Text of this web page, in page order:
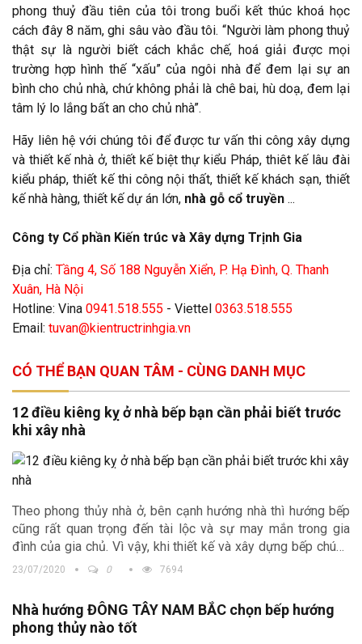
phong thuỷ đầu tiên của tôi trong buổi kết thúc khoá học
cách đây 8 năm, ghi sâu vào đầu tôi. “Người làm phong thuỷ
thật sự là người biết cách khắc chế, hoá giải được mọi
trường hợp hình thế “xấu” của ngôi nhà để đem lại sự an
bình cho chủ nhà, chứ không phải là chê bai, hù doạ, đem lại
tâm lý lo lắng bất an cho chủ nhà”.
Hãy liên hệ với chúng tôi để được tư vấn thi công xây dựng
và thiết kế nhà ở, thiết kế biệt thự kiểu Pháp, thiêt kế lâu đài
kiểu pháp, thiết kế thi công nội thất, thiết kế khách sạn, thiết
kế nhà hàng, thiết kế dự án lớn, nhà gỗ cổ truyền ...
Công ty Cổ phần Kiến trúc và Xây dựng Trịnh Gia
Địa chỉ: Tầng 4, Số 188 Nguyễn Xiển, P. Hạ Đình, Q. Thanh
Xuân, Hà Nội
Hotline: Vina 0941.518.555 - Viettel 0363.518.555
Email: tuvan@kientructrinhgia.vn
CÓ THỂ BẠN QUAN TÂM - CÙNG DANH MỤC
12 điều kiêng kỵ ở nhà bếp bạn cần phải biết trước
khi xây nhà
Theo phong thủy nhà ở, bên cạnh hướng nhà thì hướng bếp
cũng rất quan trọng đến tài lộc và sự may mắn trong gia
đình của gia chủ. Vì vậy, khi thiết kế và xây dựng bếp chúng
ta rất cần phải chú ý và kiêng kị cách đặt bếp để bạn có một
viết này, kiến trúc Trịnh Gia xin gửi đến quý vị độc giả những
kinh nghiệm của ông cha ta về những điều cần tránh trong
không gian bếp để bạn có một không gian bếp với kiến trúc
23/07/2020 0 7694
Nhà hướng ĐÔNG TÂY NAM BẮC chọn bếp hướng
phong thủy nào tốt